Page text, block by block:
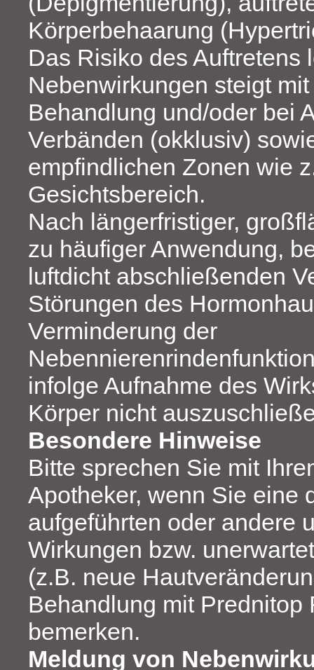
Körperbehaarung
Das Risiko des Auftretens
Nebenwirkungen steigt
Behandlung und/oder bei
Verbänden (okklusiv)
empfindlichen Zonen wie
Gesichtsbereich.
Nach längerfristiger,
zu häufiger Anwendung,
luftdicht abschließenden
Störungen des
Verminderung der
infolge Aufnahme des
Körper nicht
Besondere Hinweise
Bitte sprechen Sie mit
Apotheker, wenn Sie eine
aufgeführten oder andere
Wirkungen bzw.
(z.B. neue
Behandlung mit Prednitop
bemerken.
Meldung von